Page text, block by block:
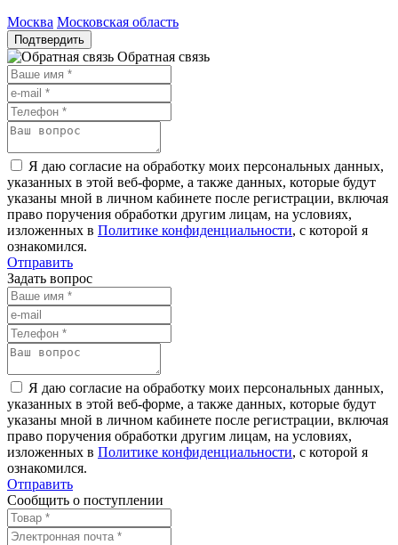
Москва Московская область
Подтвердить
Обратная связь
Я даю согласие на обработку моих персональных данных,
указанных в этой веб-форме, а также данных, которые будут
указаны мной в личном кабинете после регистрации, включая
право поручения обработки другим лицам, на условиях,
изложенных в Политике конфиденциальности, с которой я
ознакомился.
Отправить
Задать вопрос
Я даю согласие на обработку моих персональных данных,
указанных в этой веб-форме, а также данных, которые будут
указаны мной в личном кабинете после регистрации, включая
право поручения обработки другим лицам, на условиях,
изложенных в Политике конфиденциальности, с которой я
ознакомился.
Отправить
Сообщить о поступлении